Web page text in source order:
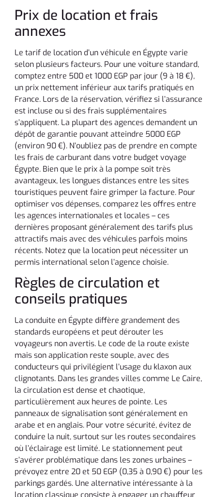
Prix de location et frais
annexes
Le tarif de location d’un véhicule en Égypte varie
selon plusieurs facteurs. Pour une voiture standard,
comptez entre 500 et 1000 EGP par jour (9 à 18 €),
un prix nettement inférieur aux tarifs pratiqués en
France. Lors de la réservation, vérifiez si l’assurance
est incluse ou si des frais supplémentaires
s’appliquent. La plupart des agences demandent un
dépôt de garantie pouvant atteindre 5000 EGP
(environ 90 €). N’oubliez pas de prendre en compte
les frais de carburant dans votre budget voyage
Égypte. Bien que le prix à la pompe soit très
avantageux, les longues distances entre les sites
touristiques peuvent faire grimper la facture. Pour
optimiser vos dépenses, comparez les offres entre
les agences internationales et locales – ces
dernières proposant généralement des tarifs plus
attractifs mais avec des véhicules parfois moins
récents. Notez que la location peut nécessiter un
permis international selon l’agence choisie.
Règles de circulation et
conseils pratiques
La conduite en Égypte diffère grandement des
standards européens et peut dérouter les
voyageurs non avertis. Le code de la route existe
mais son application reste souple, avec des
conducteurs qui privilégient l’usage du klaxon aux
clignotants. Dans les grandes villes comme Le Caire,
la circulation est dense et chaotique,
particulièrement aux heures de pointe. Les
panneaux de signalisation sont généralement en
arabe et en anglais. Pour votre sécurité, évitez de
conduire la nuit, surtout sur les routes secondaires
où l’éclairage est limité. Le stationnement peut
s’avérer problématique dans les zones urbaines –
prévoyez entre 20 et 50 EGP (0,35 à 0,90 €) pour les
parkings gardés. Une alternative intéressante à la
location classique consiste à engager un chauffeur